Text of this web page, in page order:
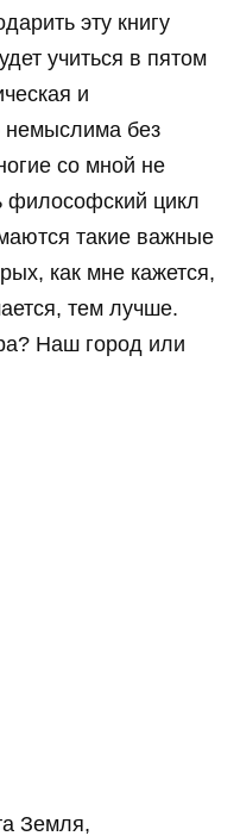
эту книгу
учиться в пятом
и
немыслима без
со мной не
философский цикл
такие важные
как мне кажется,
тем лучше.
Наш город или
Земля,